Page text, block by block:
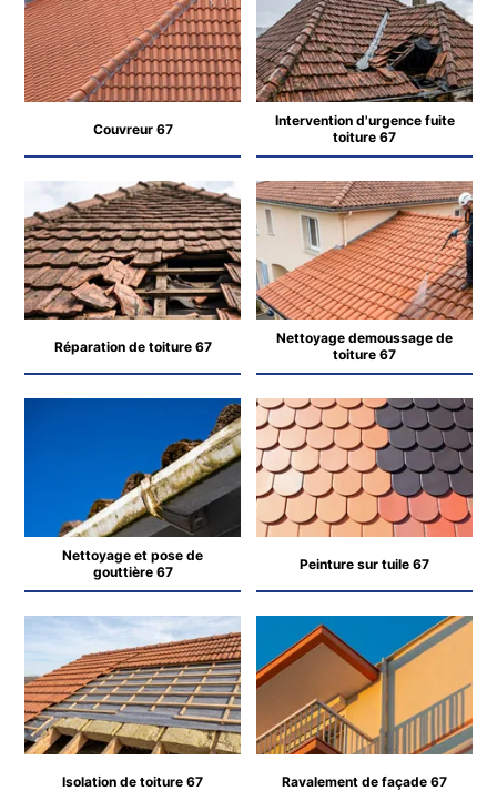
Couvreur 67
Intervention d'urgence fuite
toiture 67
Réparation de toiture 67
Nettoyage demoussage de
toiture 67
Nettoyage et pose de
gouttière 67
Peinture sur tuile 67
Isolation de toiture 67 Ravalement de façade 67